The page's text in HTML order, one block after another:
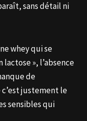
sans détail ni
whey qui se
», l’absence
de
justement le
sensibles qui